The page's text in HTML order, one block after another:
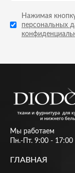
Нажимая
персональных
Мы работаем
Пн.-Пт. 9:00 - 17:00
ГЛАВНАЯ